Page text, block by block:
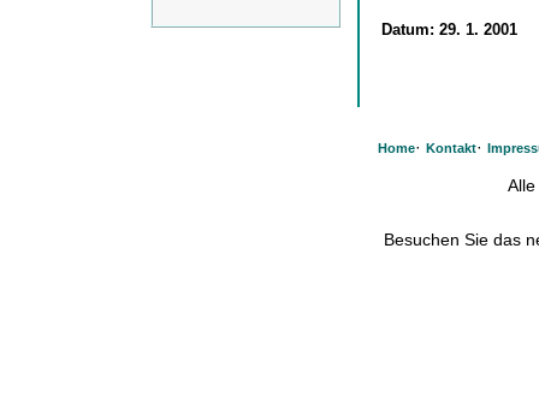
Datum: 29. 1. 2001
Home· Kontakt·
Besuchen Sie das